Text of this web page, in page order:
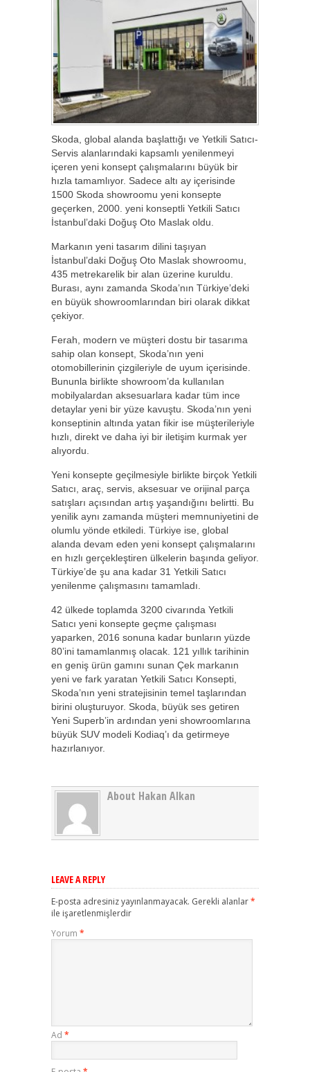
Skoda, global alanda başlattığı ve Yetkili Satıcı-
Servis alanlarındaki kapsamlı yenilenmeyi
içeren yeni konsept çalışmalarını büyük bir
hızla tamamlıyor. Sadece altı ay içerisinde
1500 Skoda showroomu yeni konsepte
geçerken, 2000. yeni konseptli Yetkili Satıcı
İstanbul’daki Doğuş Oto Maslak oldu.
Markanın yeni tasarım dilini taşıyan
İstanbul’daki Doğuş Oto Maslak showroomu,
435 metrekarelik bir alan üzerine kuruldu.
Burası, aynı zamanda Skoda’nın Türkiye’deki
en büyük showroomlarından biri olarak dikkat
çekiyor.
Ferah, modern ve müşteri dostu bir tasarıma
sahip olan konsept, Skoda’nın yeni
otomobillerinin çizgileriyle de uyum içerisinde.
Bununla birlikte showroom’da kullanılan
mobilyalardan aksesuarlara kadar tüm ince
detaylar yeni bir yüze kavuştu. Skoda’nın yeni
konseptinin altında yatan fikir ise müşterileriyle
hızlı, direkt ve daha iyi bir iletişim kurmak yer
alıyordu.
Yeni konsepte geçilmesiyle birlikte birçok Yetkili
Satıcı, araç, servis, aksesuar ve orijinal parça
satışları açısından artış yaşandığını belirtti. Bu
yenilik aynı zamanda müşteri memnuniyetini de
olumlu yönde etkiledi. Türkiye ise, global
alanda devam eden yeni konsept çalışmalarını
en hızlı gerçekleştiren ülkelerin başında geliyor.
Türkiye’de şu ana kadar 31 Yetkili Satıcı
yenilenme çalışmasını tamamladı.
42 ülkede toplamda 3200 civarında Yetkili
Satıcı yeni konsepte geçme çalışması
yaparken, 2016 sonuna kadar bunların yüzde
80’ini tamamlanmış olacak. 121 yıllık tarihinin
en geniş ürün gamını sunan Çek markanın
yeni ve fark yaratan Yetkili Satıcı Konsepti,
Skoda’nın yeni stratejisinin temel taşlarından
birini oluşturuyor. Skoda, büyük ses getiren
Yeni Superb’in ardından yeni showroomlarına
büyük SUV modeli Kodiaq’ı da getirmeye
hazırlanıyor.
About Hakan Alkan
LEAVE A REPLY
E-posta adresiniz yayınlanmayacak. Gerekli alanlar*
ile işaretlenmişlerdir
Yorum *
Ad *